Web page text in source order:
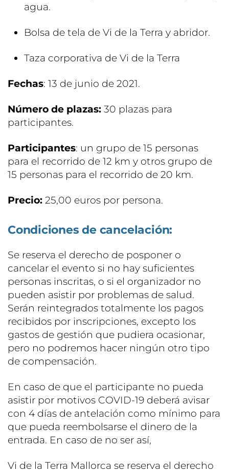
agua.
Bolsa de tela de Vi de la Terra y abridor.
Taza corporativa de Vi de la Terra
Fechas: 13 de junio de 2021.
Número de plazas: 30 plazas para
participantes.
Participantes: un grupo de 15 personas
para el recorrido de 12 km y otros grupo de
15 personas para el recorrido de 20 km.
Precio: 25,00 euros por persona.
Condiciones de cancelación:
Se reserva el derecho de posponer o
cancelar el evento si no hay suficientes
personas inscritas, o si el organizador no
pueden asistir por problemas de salud.
Serán reintegrados totalmente los pagos
recibidos por inscripciones, excepto los
gastos de gestión que pudiera ocasionar,
pero no podremos hacer ningún otro tipo
de compensación.
En caso de que el participante no pueda
asistir por motivos COVID-19 deberá avisar
con 4 días de antelación como mínimo para
que pueda reembolsarse el dinero de la
entrada. En caso de no ser así,
Vi de la Terra Mallorca se reserva el derecho